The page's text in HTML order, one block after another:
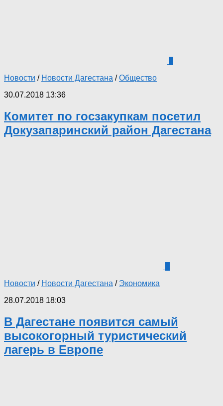
Новости / Новости Дагестана /Общество
30.07.2018 13:36
Комитет по госзакупкам посетил
Докузапаринский район Дагестана
Новости / Новости Дагестана / Экономика
28.07.2018 18:03
В Дагестане появится самый
высокогорный туристический
лагерь в Европе